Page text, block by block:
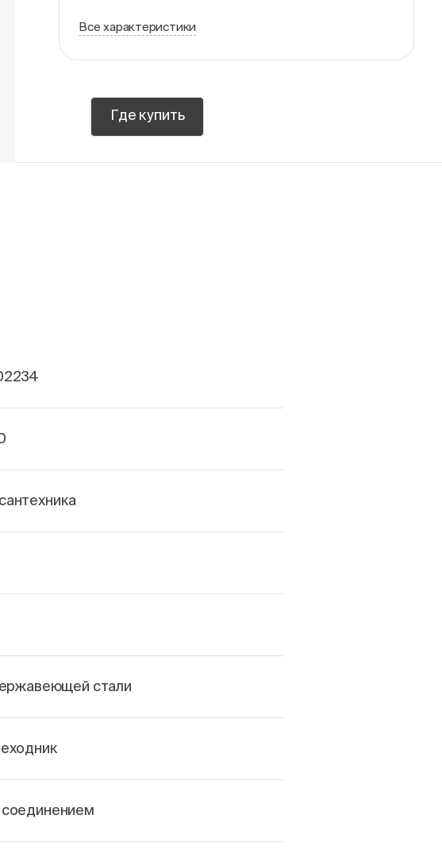
Все характеристики
Где купить
стали